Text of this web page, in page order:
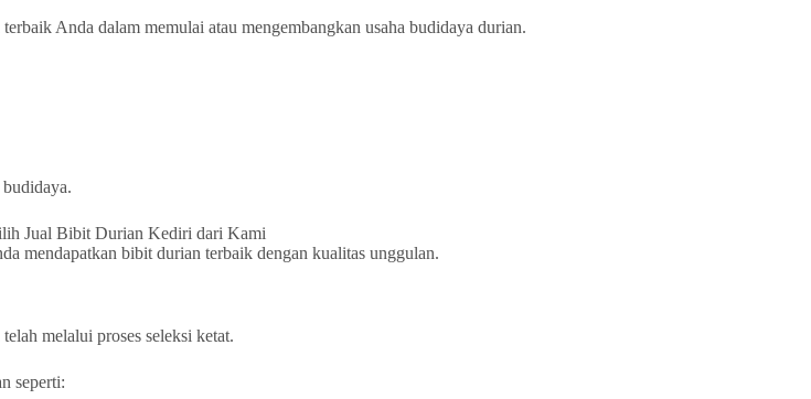
Anda dalam memulai atau mengembangkan usaha budidaya durian.
mendapatkan bibit durian terbaik dengan kualitas unggulan.
melalui proses seleksi ketat.
seperti: